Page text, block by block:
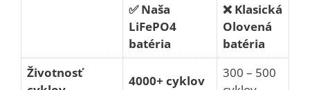
✅ Naša
LiFePO4
batéria
❌ Klasická
Olovená
batéria
Životnosť
4000+ cyklov
300 – 500